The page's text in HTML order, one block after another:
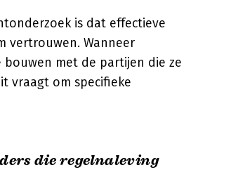
is dat effectieve
vertrouwen. Wanneer
met de partijen die ze
vraagt om specifieke
die regelnaleving